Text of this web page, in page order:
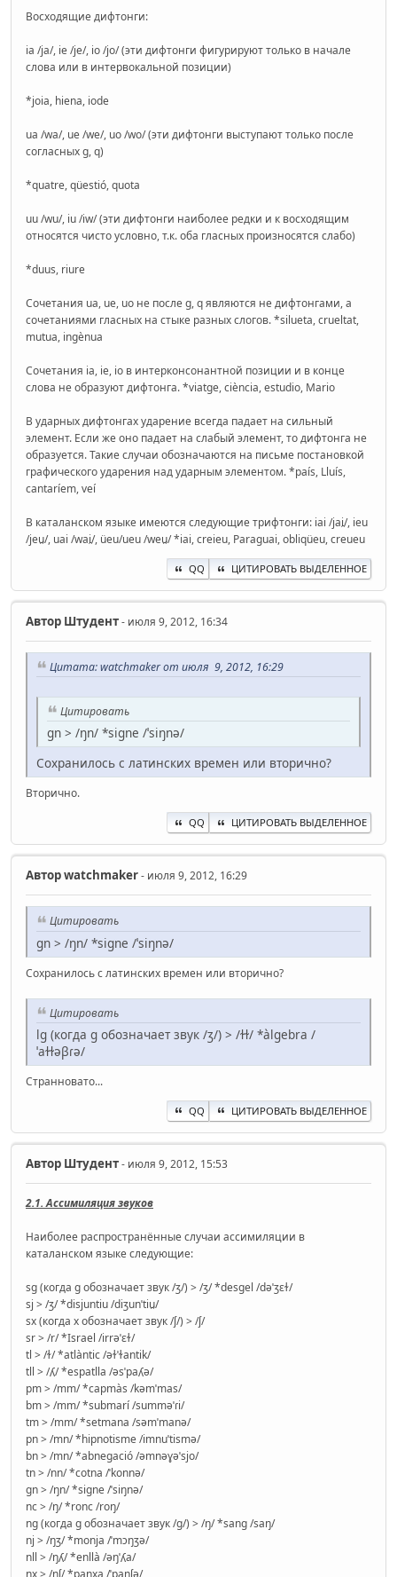
Восходящие дифтонги:
ia /ja/, ie /je/, io /jo/ (эти дифтонги фигурируют только в начале
слова или в интервокальной позиции)
*joia, hiena, iode
ua /wa/, ue /we/, uo /wo/ (эти дифтонги выступают только после
согласных g, q)
*quatre, qüestió, quota
uu /wu/, iu /iw/ (эти дифтонги наиболее редки и к восходящим
относятся чисто условно, т.к. оба гласных произносятся слабо)
*duus, riure
Сочетания ua, ue, uo не после g, q являются не дифтонгами, а
сочетаниями гласных на стыке разных слогов. *silueta, crueltat,
mutua, ingènua
Сочетания ia, ie, io в интерконсонантной позиции и в конце
слова не образуют дифтонга. *viatge, ciència, estudio, Mario
В ударных дифтонгах ударение всегда падает на сильный
элемент. Если же оно падает на слабый элемент, то дифтонга не
образуется. Такие случаи обозначаются на письме постановкой
графического ударения над ударным элементом. *país, Lluís,
cantaríem, veí
В каталанском языке имеются следующие трифтонги: iai /jai̯/, ieu
/jeu̯/, uai /wai̯/, üeu/ueu /weu̯/ *iai, creieu, Paraguai, obliqüeu, creueu
QQ ЦИТИРОВАТЬ ВЫДЕЛЕННОЕ
Автор Штудент- июля 9, 2012, 16:34
Цитата: watchmaker от июля 9, 2012, 16:29
Цитировать
gn > /ŋn/ *signe /ˈsiŋnə/
Сохранилось с латинских времен или вторично?
Вторично.
QQ ЦИТИРОВАТЬ ВЫДЕЛЕННОЕ
Авторwatchmaker- июля 9, 2012, 16:29
Цитировать
gn > /ŋn/ *signe /ˈsiŋnə/
Сохранилось с латинских времен или вторично?
Цитировать
lg (когда g обозначает звук /ʒ/) > /ɫɫ/ *àlgebra /
ˈaɫɫəβɾə/
Странновато...
QQ ЦИТИРОВАТЬ ВЫДЕЛЕННОЕ
Автор Штудент- июля 9, 2012, 15:53
2.1. Ассимиляция звуков
Наиболее распространённые случаи ассимиляции в
каталанском языке следующие:
sg (когда g обозначает звук /ʒ/) > /ʒ/ *desgel /dəˈʒɛɫ/
sj > /ʒ/ *disjuntiu /diʒunˈtiu̯/
sx (когда x обозначает звук /ʃ/) > /ʃ/
sr > /r/ *Israel /irrəˈɛɫ/
tl > /ɫ/ *atlàntic /əɫˈɫantik/
tll > /ʎ/ *espatlla /əsˈpaʎə/
pm > /mm/ *capmàs /kəmˈmas/
bm > /mm/ *submarí /summəˈɾi/
tm > /mm/ *setmana /səmˈmanə/
pn > /mn/ *hipnotisme /imnuˈtismə/
bn > /mn/ *abnegació /əmnəɣəˈsjo/
tn > /nn/ *cotna /ˈkonnə/
gn > /ŋn/ *signe /ˈsiŋnə/
nc > /ŋ/ *ronc /roŋ/
ng (когда g обозначает звук /ɡ/) > /ŋ/ *sang /saŋ/
nj > /ŋʒ/ *monja /ˈmɔŋʒə/
nll > /ŋʎ/ *enllà /əŋˈʎa/
nx > /ŋʃ/ *panxa /ˈpaŋʃə/